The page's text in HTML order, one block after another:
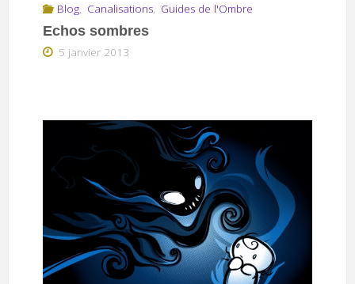
Blog, Canalisations, Guides de l'Ombre
Echos sombres
5 janvier 2013